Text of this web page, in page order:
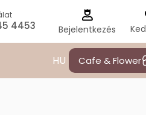
4453 Bejelentkezés
HU Cafe & Flower